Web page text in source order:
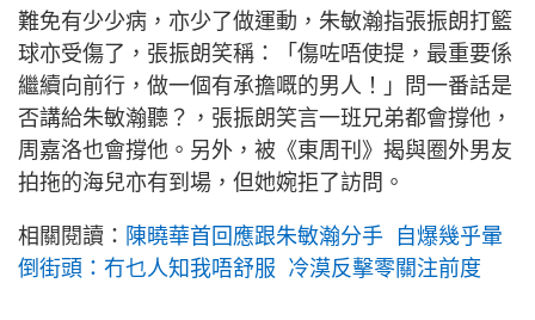
難免有少少病，亦少了做運動，朱敏瀚指張振朗打籃
球亦受傷了，張振朗笑稱：「傷咗唔使提，最重要係
繼續向前行，做一個有承擔嘅的男人！」問一番話是
否講給朱敏瀚聽？，張振朗笑言一班兄弟都會撐他，
周嘉洛也會撐他。另外，被《東周刊》揭與圈外男友
拍拖的海兒亦有到場，但她婉拒了訪問。
相關閱讀： 陳曉華首回應跟朱敏瀚分手 自爆幾乎暈
倒街頭：冇乜人知我唔舒服 冷漠反擊零關注前度